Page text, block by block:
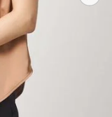
OFF WHITE / FREE